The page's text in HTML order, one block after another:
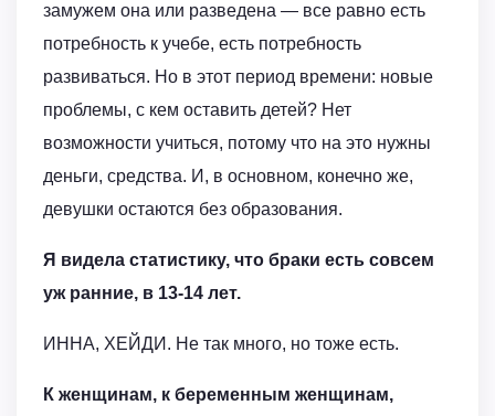
замужем она или разведена — все равно есть
потребность к учебе, есть потребность
развиваться. Но в этот период времени: новые
проблемы, с кем оставить детей? Нет
возможности учиться, потому что на это нужны
деньги, средства. И, в основном, конечно же,
девушки остаются без образования.
Я видела статистику, что браки есть совсем
уж ранние, в 13-14 лет.
ИННА, ХЕЙДИ. Не так много, но тоже есть.
К женщинам, к беременным женщинам,